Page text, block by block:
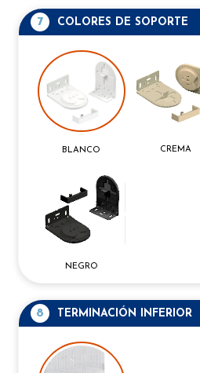
7 COLORES DE SOPORTE
BLANCO CREMA
NEGRO
8 TERMINACIÓN INFERIOR